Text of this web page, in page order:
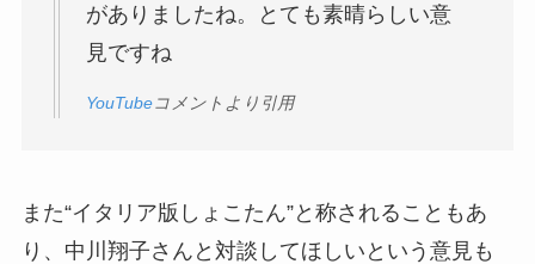
がありましたね。とても素晴らしい意
見ですね
YouTubeコメントより引用
また“イタリア版しょこたん”と称されることもあ
り、中川翔子さんと対談してほしいという意見も